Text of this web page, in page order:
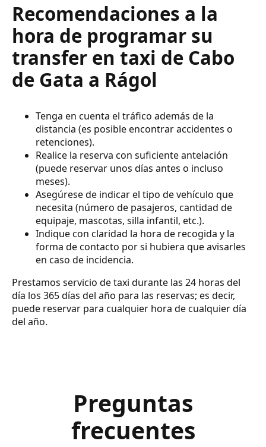
Recomendaciones a la
hora de programar su
transfer en taxi de Cabo
de Gata a Rágol
Tenga en cuenta el tráfico además de la
distancia (es posible encontrar accidentes o
retenciones).
Realice la reserva con suficiente antelación
(puede reservar unos días antes o incluso
meses).
Asegúrese de indicar el tipo de vehículo que
necesita (número de pasajeros, cantidad de
equipaje, mascotas, silla infantil, etc.).
Indique con claridad la hora de recogida y la
forma de contacto por si hubiera que avisarles
en caso de incidencia.
Prestamos servicio de taxi durante las 24 horas del
día los 365 días del año para las reservas; es decir,
puede reservar para cualquier hora de cualquier día
del año.
Preguntas
frecuentes